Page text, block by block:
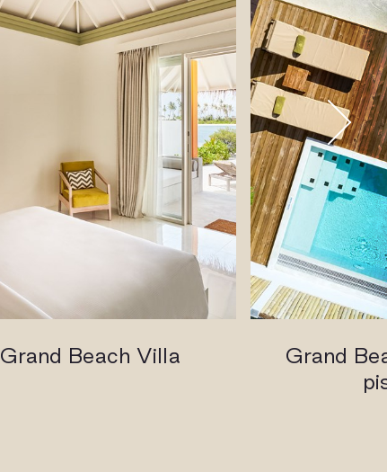
Grand Beach Villa
Grand